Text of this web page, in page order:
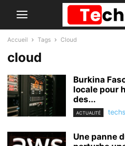
Accueil Tags Cloud
cloud
Burkina
locale pour
des...
ACTUALITÉ techs
Une panne